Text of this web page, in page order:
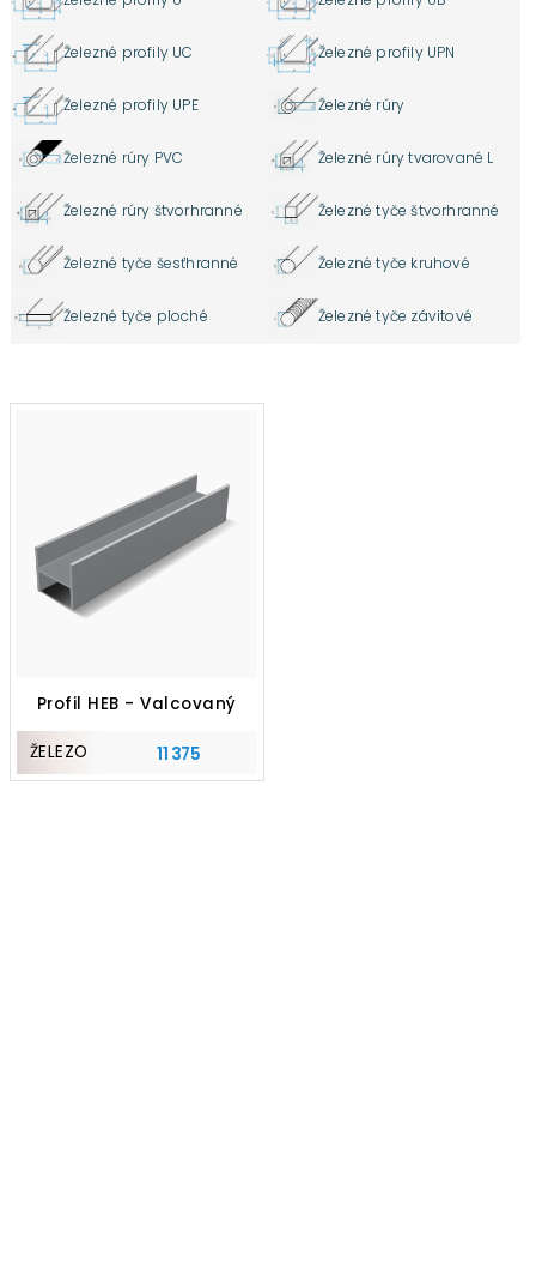
Železné profily UC Železné profily UPN
Železné profily UPE Železné rúry
Železné rúry PVC Železné rúry tvarované L
Železné rúry štvorhranné Železné tyče štvorhranné
Železné tyče šesťhranné Železné tyče kruhové
Železné tyče ploché Železné tyče závitové
Profil HEB - Valcovaný
ŽELEZO 11 375